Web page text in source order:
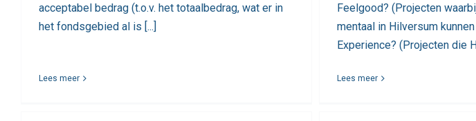
acceptabel bedrag (t.o.v. het totaalbedrag, wat er in
het fondsgebied al is [...]
Lees meer
Feelgood? (Projecten
mentaal in Hilversum
Experience? (Projecten die
Lees meer